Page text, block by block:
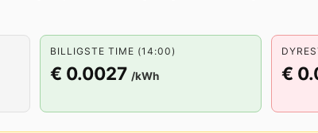
BILLIGSTE TIME (14:00)
€ 0.0027 /kWh €